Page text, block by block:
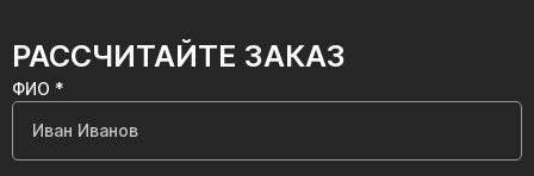
РАССЧИТАЙТЕ ЗАКАЗ
ФИО *